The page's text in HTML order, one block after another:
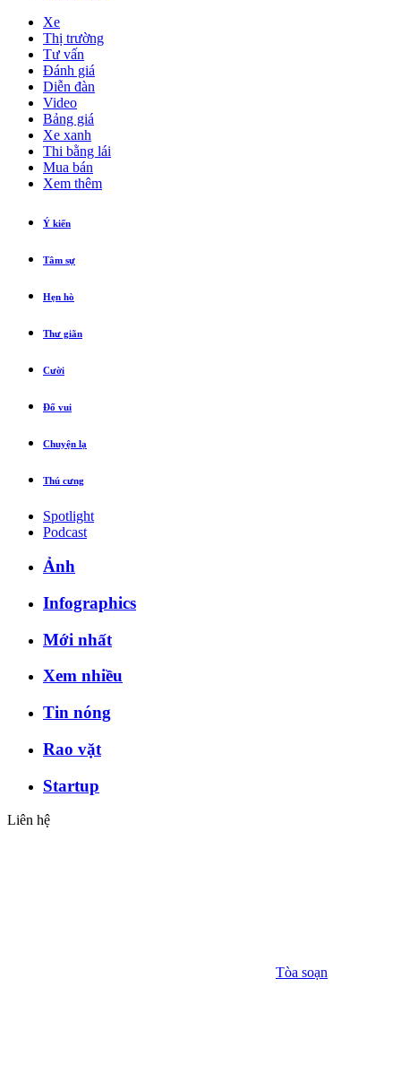
Xe
Thị trường
Tư vấn
Đánh giá
Diễn đàn
Video
Bảng giá
Xe xanh
Thi bằng lái
Mua bán
Xem thêm
Ý kiến
Tâm sự
Hẹn hò
Thư giãn
Cười
Đố vui
Chuyện lạ
Thú cưng
Spotlight
Podcast
Ảnh
Infographics
Mới nhất
Xem nhiều
Tin nóng
Rao vặt
Startup
Liên hệ
Tòa soạn